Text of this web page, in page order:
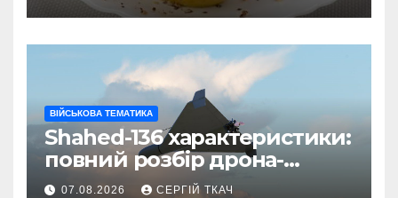
ВІЙСЬКОВА ТЕМАТИКА
Shahed-136 характеристики:
повний розбір дрона-
камікадзе
07.08.2026 СЕРГІЙ ТКАЧ